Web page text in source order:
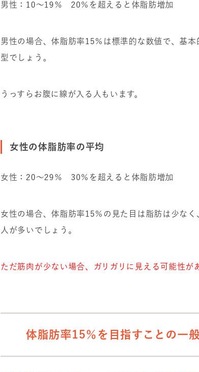
男性：10〜19％ 20％を超えると体脂肪増加
男性の場合、体脂肪率15％は標準的な数値で、基
型でしょう。
うっすらお腹に線が入る人もいます。
女性の体脂肪率の平均
女性：20〜29％ 30％を超えると体脂肪増加
女性の場合、体脂肪率15％の見た目は脂肪は少な
人が多いでしょう。
ただ筋肉が少ない場合、ガリガリに見える可能性が
体脂肪率15％を目指すことの一